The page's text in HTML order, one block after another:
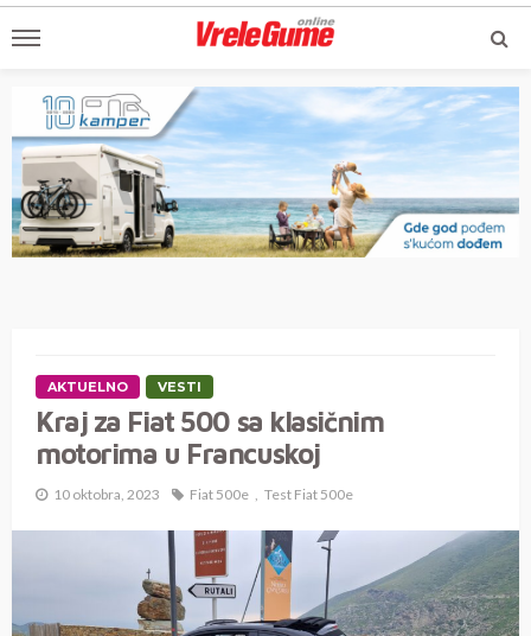
AKTUELNO VESTI
Kraj za Fiat 500 sa klasičnim
motorima u Francuskoj
10 oktobra, 2023 Fiat 500e Test Fiat 500e